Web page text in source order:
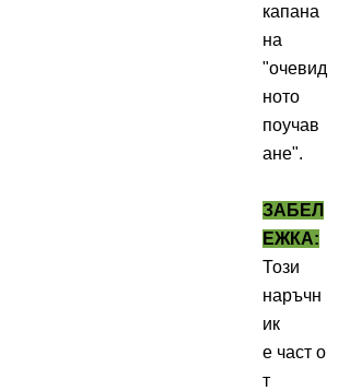
капана
на
"очевид
ното
поучав
ане".
ЗАБЕЛ
ЕЖКА:
Този
наръчн
ик
е част о
т